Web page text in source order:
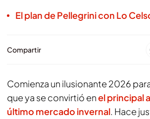
El plan de Pellegrini con Lo
Compartir
Comienza un ilusionante 2026
que ya se convirtió enel principal
último mercado invernal. Hace